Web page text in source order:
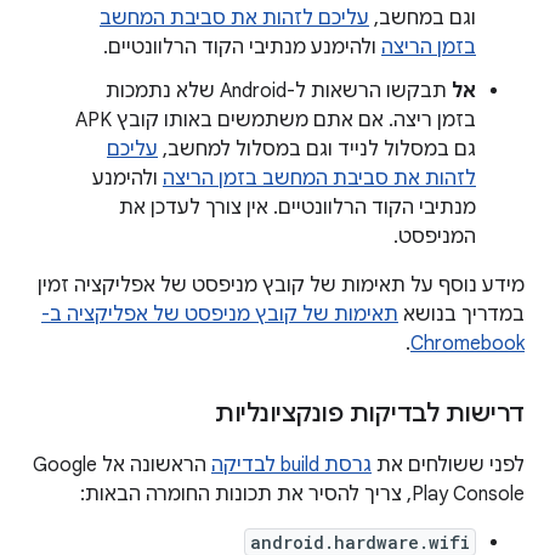
וגם במחשב, עליכם לזהות את סביבת המחשב
בזמן הריצה ולהימנע מנתיבי הקוד הרלוונטיים.
אל
תבקשו הרשאות ל-Android שלא נתמכות
בזמן ריצה. אם אתם משתמשים באותו קובץ APK
גם במסלול לנייד וגם במסלול למחשב, עליכם
לזהות את סביבת המחשב בזמן הריצה ולהימנע
מנתיבי הקוד הרלוונטיים. אין צורך לעדכן את
המניפסט.
מידע נוסף על תאימות של קובץ מניפסט של אפליקציה זמין
במדריך בנושא תאימות של קובץ מניפסט של אפליקציה ב-
Chromebook
.
דרישות לבדיקות פונקציונליות
לפני ששולחים את גרסת build לבדיקה
הראשונה אל Google
Play Console, צריך להסיר את תכונות החומרה הבאות:
android.hardware.wifi